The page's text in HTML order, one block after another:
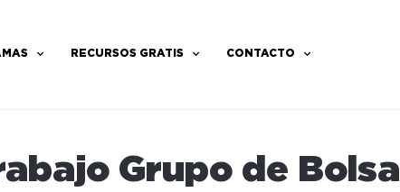
RECURSOS GRATIS CONTACTO
Grupo de Bolsa